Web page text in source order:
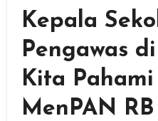
Kepala
Pengawas
Kita
MenPAN